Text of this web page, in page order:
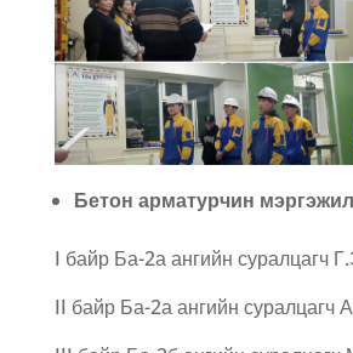
Бетон арматурчин
I байр Ба-2а ангийн суралцагч
II байр Ба-2а ангийн суралцагч